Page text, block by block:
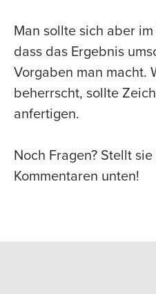
Man sollte sich aber
dass das Ergebnis
Vorgaben man macht.
beherrscht, sollte
anfertigen.
Noch Fragen? Stellt
Kommentaren unten!